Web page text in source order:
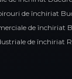
de închiriat
de închiriat
de închiriat